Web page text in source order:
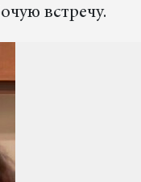
встречу.